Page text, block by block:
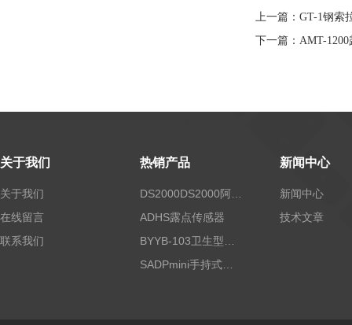
上一篇： GT-1钢索
下一篇： AMT-
关于我们
关于我们
在线留言
联系我们
热销产品
ADHS露点传感器
新闻中心
新闻中心
技术文章